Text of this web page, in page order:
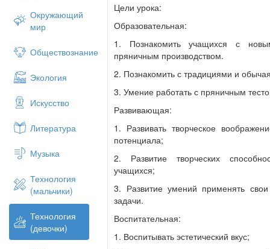
Окружающий
мир
Обществознание
Экология
Искусство
Литература
Музыка
Технология
(мальчики)
Технология
(девочки)
Цели урока:
Образовательная:
1. Познакомить учащихся с
пряничным производством.
2. Познакомить с традициями и
3. Умение работать с пряничным
Развивающая:
1. Развивать творческое
потенциала;
2. Развитие творческих
учащихся;
3. Развитие умений применять
задачи.
Воспитательная:
1. Воспитывать эстетический вкус;